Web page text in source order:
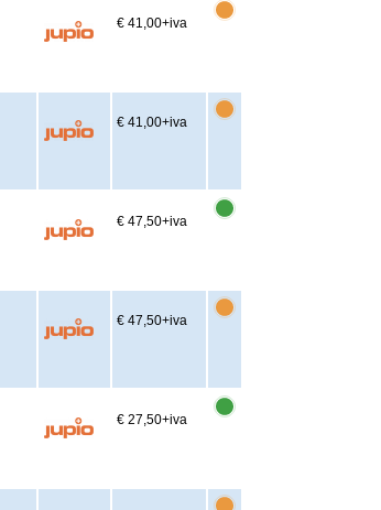
€ 41,00+iva
€ 41,00+iva
€ 47,50+iva
€ 47,50+iva
€ 27,50+iva